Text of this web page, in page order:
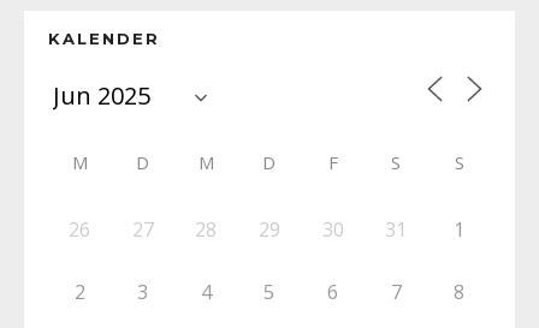
KALENDER
M D M D F S S
26 27 28 29 30 31 1
2 3 4 5 6 7 8